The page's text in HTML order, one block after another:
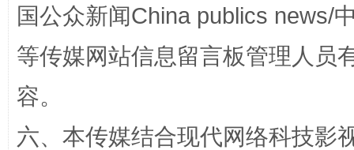
国公众新闻China publics news/
等传媒网站信息留言板管理人员
容。
六、本传媒结合现代网络科技影